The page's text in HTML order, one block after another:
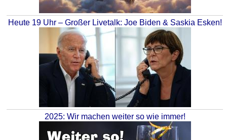
Heute 19 Uhr – Großer Livetalk: Joe Biden & Saskia Esken!
2025: Wir machen weiter so wie immer!